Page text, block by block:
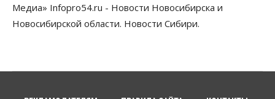
Бизнес Общество
Союз продавцов маркетплейсов
Общество
по-новому
Медиа» Infopro54.ru - Новости Новосибирска и
Новосибирской области. Новости Сибири.